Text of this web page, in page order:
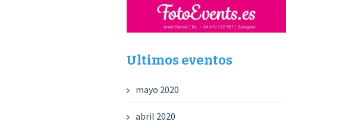
Ultimos eventos
mayo 2020
abril 2020